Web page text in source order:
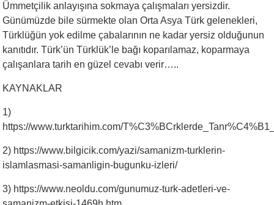
Ümmetçilik anlayışına sokmaya çalışmaları yersizdir.
Günümüzde bile sürmekte olan Orta Asya Türk gelenekleri,
Türklüğün yok edilme çabalarının ne kadar yersiz olduğunun
kanıtıdır. Türk’ün Türklük’le bağı koparılamaz, koparmaya
çalışanlara tarih en güzel cevabı verir…..
KAYNAKLAR
1)
https://www.turktarihim.com/
2) https://www.bilgicik.com/yazi/samanizm-turklerin-
islamlasmasi-samanligin-bugunku-izleri/
3) https://www.neoldu.com/gunumuz-turk-adetleri-ve-